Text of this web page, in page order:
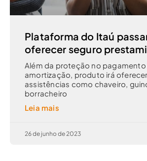
Plataforma do Itaú
oferecer seguro
Além da proteção no pagamento
amortização, produto irá
assistências como chaveiro,
borracheiro
Leia mais
26 de junho de 2023